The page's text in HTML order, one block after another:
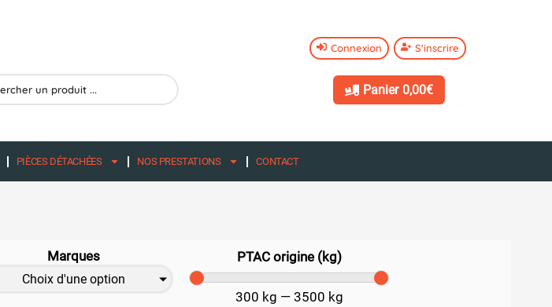
Connexion S'inscrire
Panier 0,00€
PIÈCES DÉTACHÉES NOS PRESTATIONS CONTACT
Marques
Choix d'une option
PTAC origine (kg)
300 kg — 3500 kg